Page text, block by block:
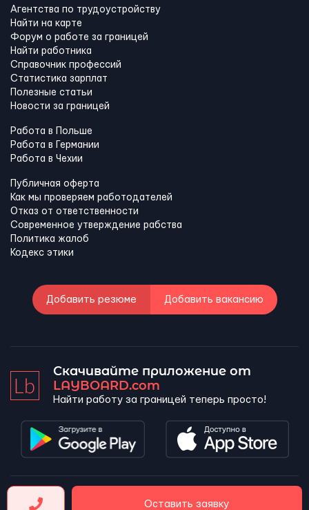
Оставить заявку
Агентства по трудоустройству
Найти на карте
Форум о работе за границей
Найти работника
Справочник профессий
Статистика зарплат
Полезные статьи
Новости за границей
Работа в Польше
Работа в Германии
Работа в Чехии
Публичная оферта
Как мы проверяем работодателей
Отказ от ответственности
Современное утверждение рабства
Политика жалоб
Кодекс этики
Добавить резюме Добавить вакансию
Скачивайте приложение от
LAYBOARD.com
Найти работу за границей теперь просто!
LAYBOARD, SL Copyright 2026 ©